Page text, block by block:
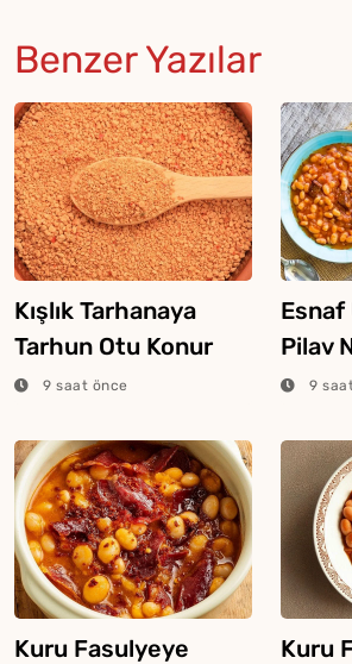
Benzer Yazılar
Kışlık Tarhanaya
Tarhun Otu Konur
Mu?9 saat önce
Esnaf
Pilav
9
Kuru Fasulyeye
Kuru